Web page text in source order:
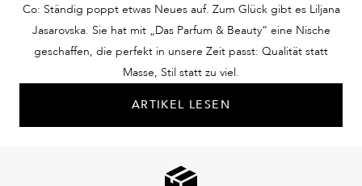
Co: Ständig poppt etwas Neues auf. Zum Glück gibt es Liljana
Jasarovska. Sie hat mit „Das Parfum & Beauty“ eine Nische
geschaffen, die perfekt in unsere Zeit passt: Qualität statt
Masse, Stil statt zu viel.
ARTIKEL LESEN